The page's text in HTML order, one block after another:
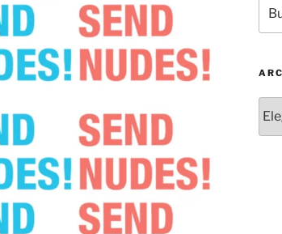
por: